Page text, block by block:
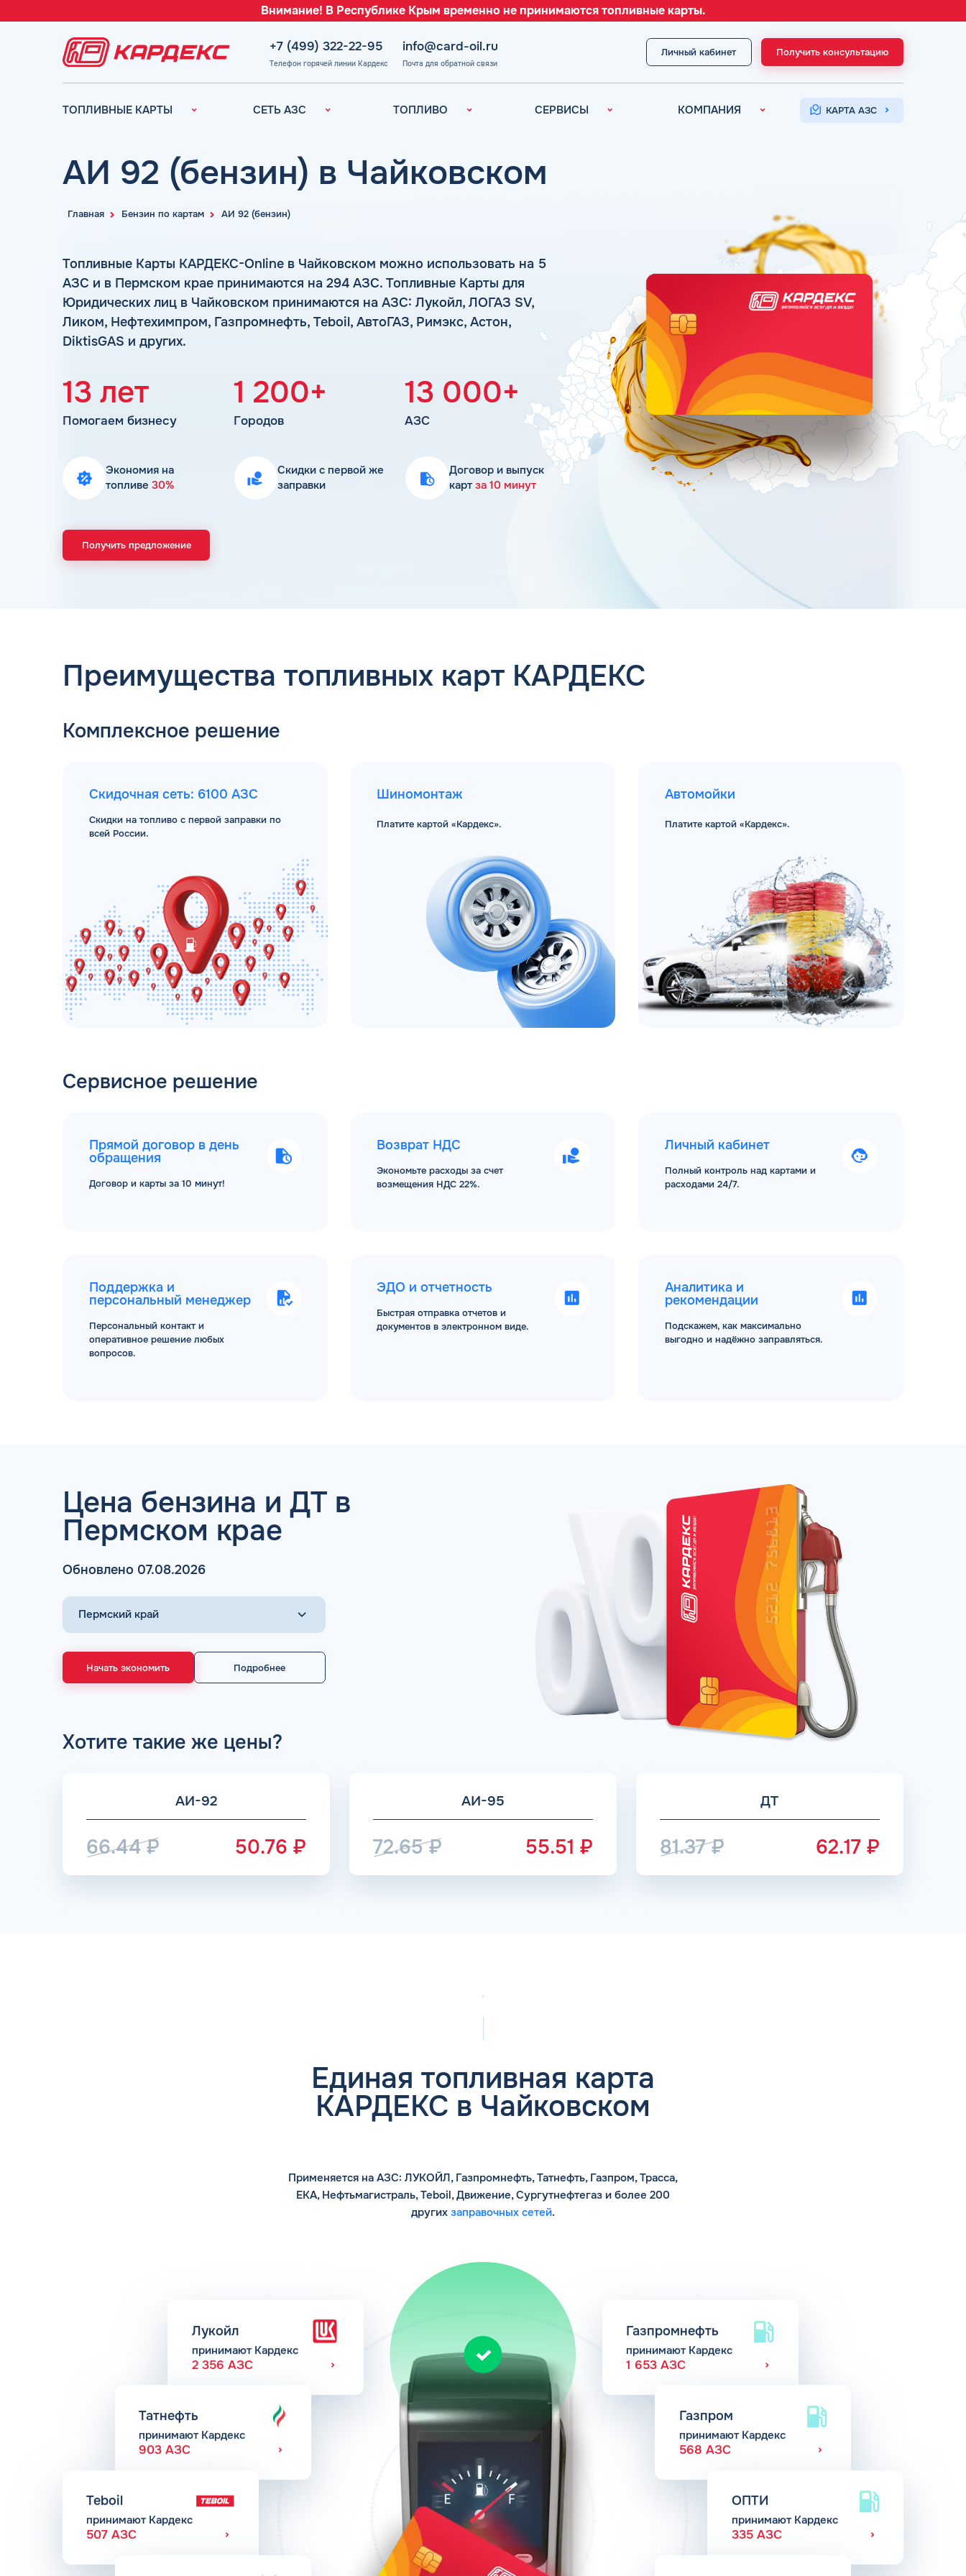
Внимание! В Республике Крым временно не принимаются топливные карты.
+7 (499) 322-22-95
Телефон горячей линии Кардекс
info@card-oil.ru
Почта для обратной связи
Личный кабинет Получить консультацию
ТОПЛИВНЫЕ КАРТЫ
Преимущества
Индивидуальный
Шиномонтаж
Вопросы и Ответы
СЕТЬ АЗС
АЗС Газпромнефть
АЗС Тебойл
АЗС
Сургутнефтегаз
АЗС
Нефтьмагистраль
ТОПЛИВО
Бензин
Калькулятор
расхода топлива
СЕРВИСЫ
Документооборот
(ЭДО)
КОМПАНИЯ КАРТА АЗС
Главная Бензин по картам АИ 92 (бензин)
АИ 92 (бензин) в Чайковском
Топливные Карты КАРДЕКС-Online в Чайковском можно использовать на 5
АЗС и в Пермском крае принимаются на 294 АЗС. Топливные Карты для
Юридических лиц в Чайковском принимаются на АЗС: Лукойл, ЛОГАЗ SV,
Ликом, Нефтехимпром, Газпромнефть, Teboil, АвтоГАЗ, Римэкс, Астон,
DiktisGAS и других.
13 лет
Помогаем бизнесу
1 200+
Городов
13 000+
АЗС
Экономия на
топливе30%
Скидки с первой же
заправки
Договор и выпуск
карт за 10 минут
Получить предложение
Преимущества топливных карт КАРДЕКС
Комплексное решение
Скидочная сеть: 6100 АЗС
Скидки на топливо с первой заправки по
всей России.
Шиномонтаж
Платите картой «Кардекс».
Автомойки
Платите картой «Кардекс».
Сервисное решение
Прямой договор в день
обращения
Договор и карты за 10 минут!
Возврат НДС
Экономьте расходы за счет
возмещения НДС 22%.
Личный кабинет
Полный контроль над картами и
расходами 24/7.
Поддержка и
персональный менеджер
Персональный контакт и
оперативное решение любых
вопросов.
ЭДО и отчетность
Быстрая отправка отчетов и
документов в электронном виде.
Аналитика и
рекомендации
Подскажем, как максимально
выгодно и надёжно заправляться.
Цена бензина и ДТ в
Пермском крае
Обновлено 07.08.2026
Начать экономить Подробнее
Хотите такие же цены?
АИ-92
66.44₽ 50.76 ₽
АИ-95
72.65₽ 55.51 ₽
ДТ
81.37₽ 62.17₽
Единая топливная карта
КАРДЕКС в Чайковском
Применяется на АЗС: ЛУКОЙЛ, Газпромнефть, Татнефть, Газпром, Трасса,
ЕКА, Нефтьмагистраль, Teboil, Движение, Сургутнефтегаз и более 200
других заправочных сетей.
Лукойл
принимают Кардекс
2 356 АЗС
Газпромнефть
принимают Кардекс
1 653 АЗС
Татнефть
принимают Кардекс
903 АЗС
Газпром
принимают Кардекс
568 АЗС
Teboil
принимают Кардекс
507 АЗС
ОПТИ
принимают Кардекс
335 АЗС
мгновенное заключение Договора и выпуск карт в
Email*
Комментарий
Для юр. лиц и ИПЗАВТРА
Спасибо! Ваша заявка принята.
Мы свяжемся с Вами в ближайшее рабочее время: пн-пт с 9:00 до 18:00 по МСК